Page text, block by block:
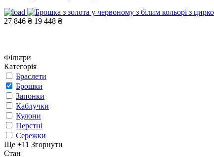
27 846 ₴ 19 448 ₴
Фільтри
Категорія
Браслети
Брошки
Запонки
Каблучки
Кулони
Перстні
Сережки
Ще +11 Згорнути
Стан